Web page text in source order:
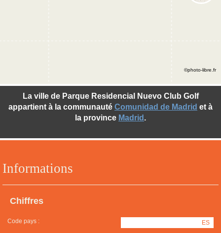
Informations
Chiffres
Code pays : ES
La ville de Parque Residencial Nuevo Club Golf
appartient à la communauté Comunidad de Madrid et à
la province Madrid .
©photo-libre.fr